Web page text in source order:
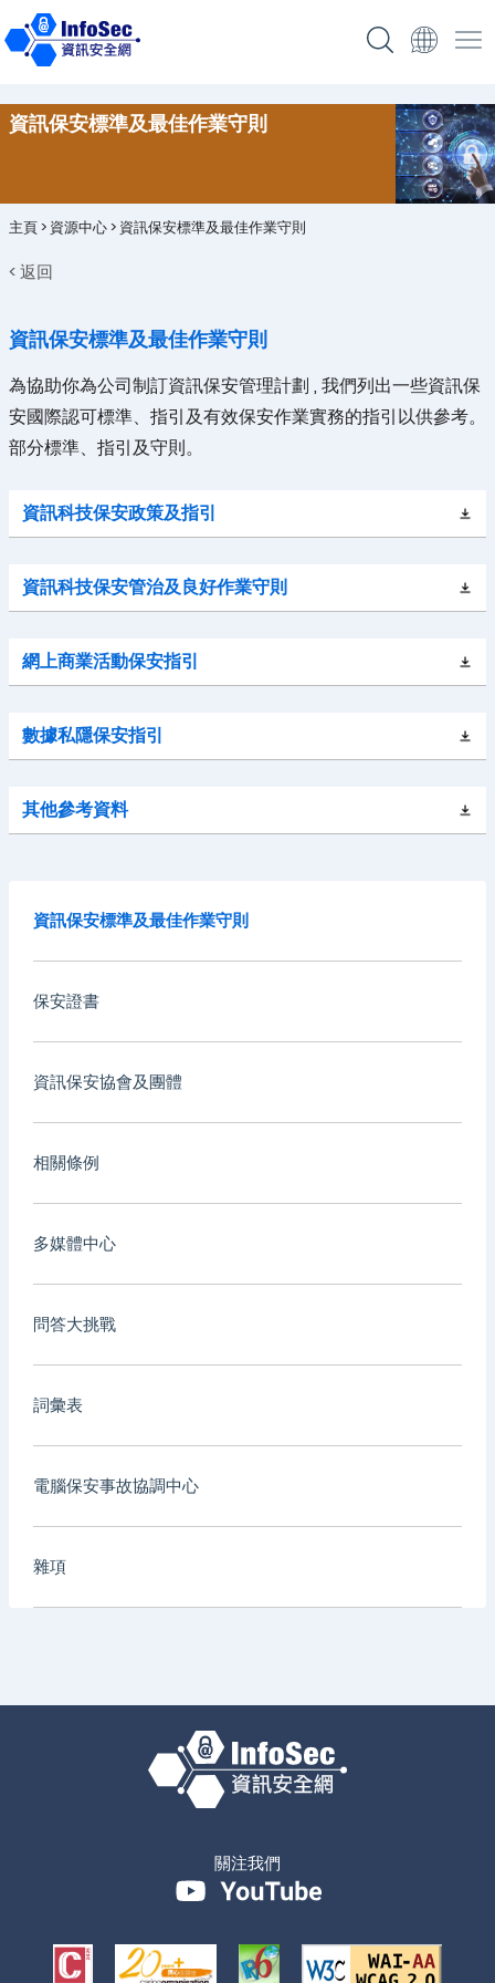
資訊保安標準及最佳作業守則
主頁> 資源中心> 資訊保安標準及最佳作業守則
< 返回
資訊保安標準及最佳作業守則
保安證書
資訊保安協會及團體
相關條例
多媒體中心
問答大挑戰
詞彙表
電腦保安事故協調中心
雜項
資訊保安標準及最佳作業守則
為協助你為公司制訂資訊保安管理計劃 , 我們列出一些資訊保
安國際認可標準、指引及有效保安作業實務的指引以供參考。
部分標準、指引及守則。
資訊科技保安政策及指引
資訊科技保安管治及良好作業守則
網上商業活動保安指引
數據私隱保安指引
其他參考資料
關注我們